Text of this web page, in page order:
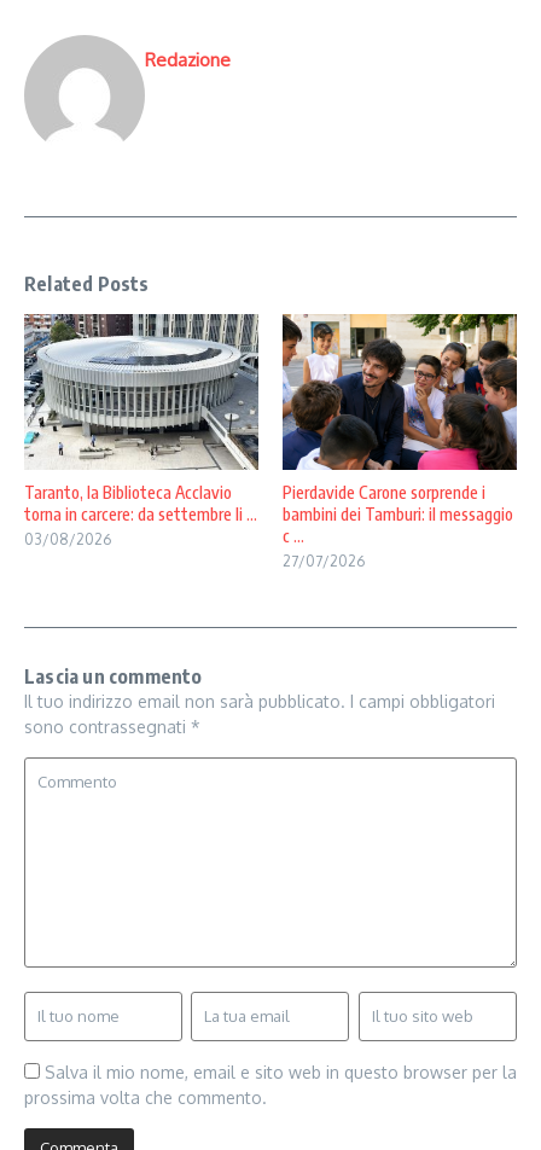
Redazione
Related Posts
Taranto, la Biblioteca Acclavio
torna in carcere: da settembre li ...
03/08/2026
Pierdavide Carone sorprende i
bambini dei Tamburi: il messaggio
c ...
27/07/2026
Lascia un commento
Il tuo indirizzo email non sarà pubblicato. I campi obbligatori
sono contrassegnati *
Salva il mio nome, email e sito web in questo browser per la
prossima volta che commento.